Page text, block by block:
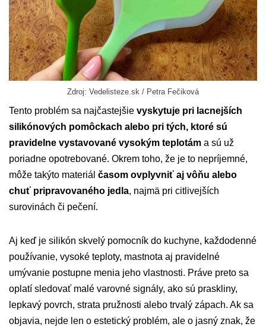
Zdroj: Vedelisteze.sk / Petra Fečiková
Tento problém sa najčastejšie vyskytuje pri lacnejších
silikónových pomôckach alebo pri tých, ktoré sú
pravidelne vystavované vysokým teplotám a sú už
poriadne opotrebované. Okrem toho, že je to nepríjemné,
môže takýto materiál časom ovplyvniť aj vôňu alebo
chuť pripravovaného jedla, najmä pri citlivejších
surovinách či pečení.
Aj keď je silikón skvelý pomocník do kuchyne, každodenné
používanie, vysoké teploty, mastnota aj pravidelné
umývanie postupne menia jeho vlastnosti. Práve preto sa
oplatí sledovať malé varovné signály, ako sú praskliny,
lepkavý povrch, strata pružnosti alebo trvalý zápach. Ak sa
objavia, nejde len o estetický problém, ale o jasný znak, že